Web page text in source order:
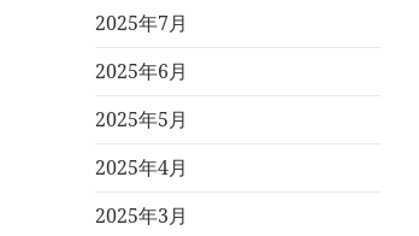
2025年7月
2025年6月
2025年5月
2025年4月
2025年3月